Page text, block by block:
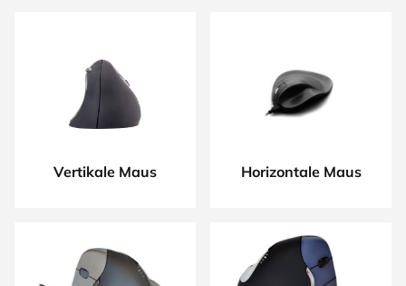
Vertikale Maus Horizontale Maus